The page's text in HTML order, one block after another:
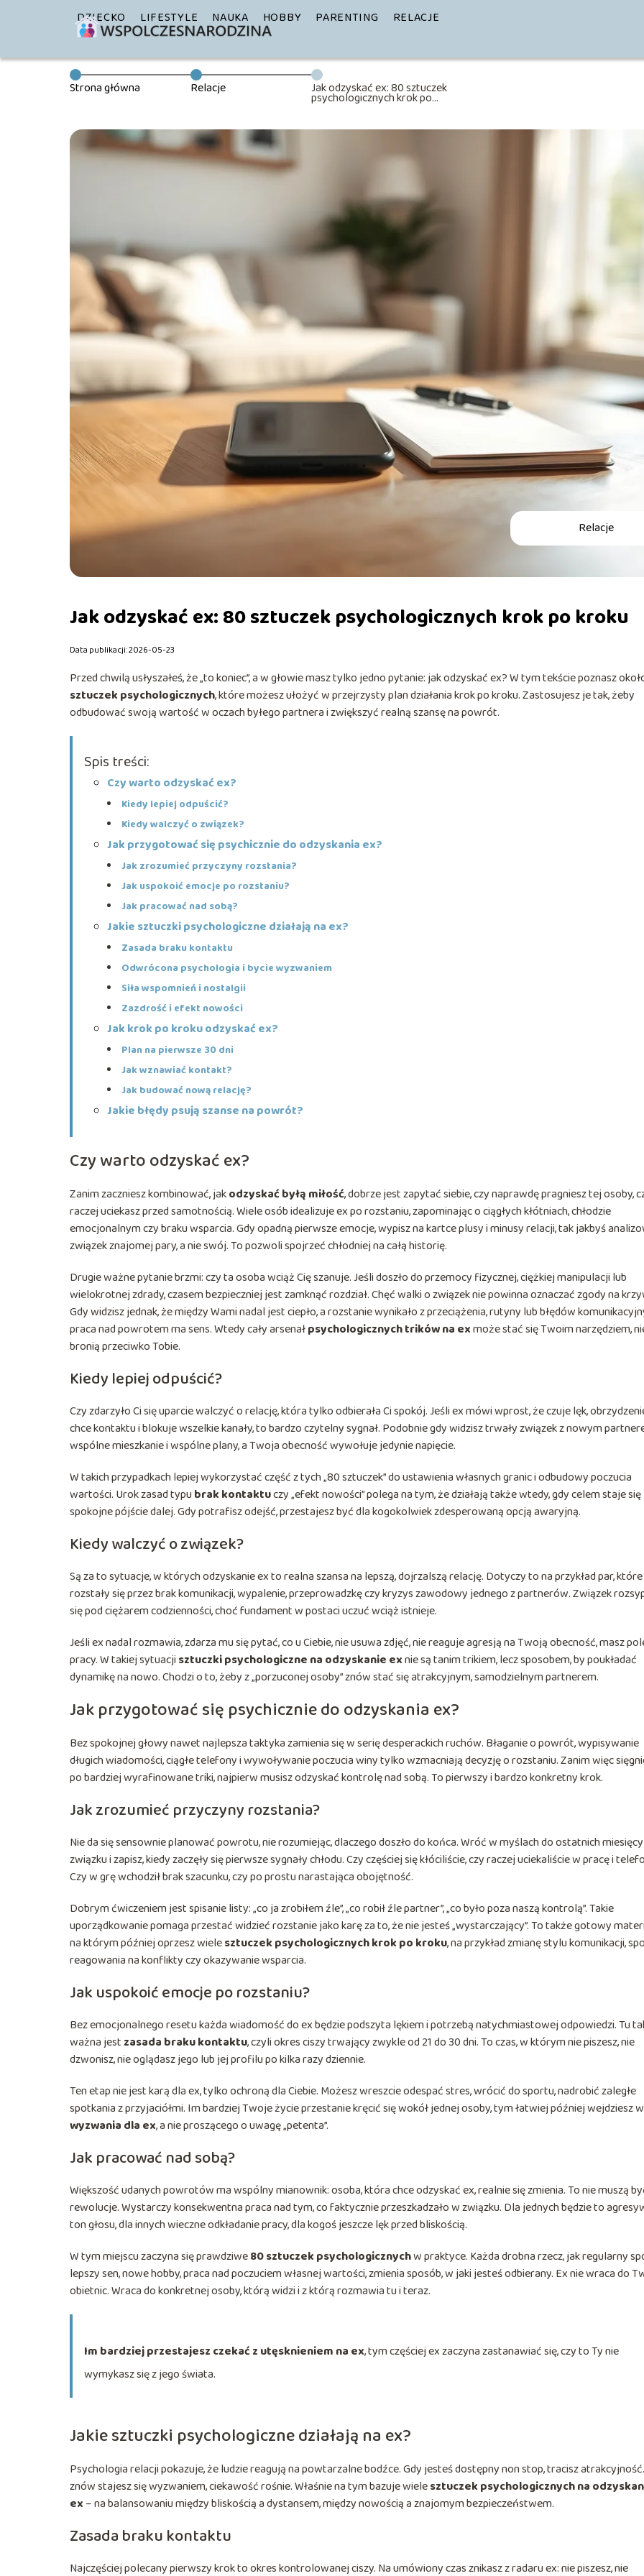
DZIECKO LIFESTYLE NAUKA HOBBY PARENTING RELACJE
Strona główna Relacje Jak odzyskać ex: 80 sztuczek
psychologicznych krok po
kroku
Relacje
Jak odzyskać ex: 80 sztuczek psychologicznych krok po kroku
Data publikacji: 2026-05-23
Przed chwilą usłyszałeś, że „to koniec”, a w głowie masz tylko jedno pytanie: jak odzyskać ex? W tym tekście poznasz
sztuczek psychologicznych, które możesz ułożyć w przejrzysty plan działania krok po kroku. Zastosujesz je tak, żeby
odbudować swoją wartość w oczach byłego partnera i zwiększyć realną szansę na powrót.
Spis treści:
Czy warto odzyskać ex?
Kiedy lepiej odpuścić?
Kiedy walczyć o związek?
Jak przygotować się psychicznie do odzyskania ex?
Jak zrozumieć przyczyny rozstania?
Jak uspokoić emocje po rozstaniu?
Jak pracować nad sobą?
Jakie sztuczki psychologiczne działają na ex?
Zasada braku kontaktu
Odwrócona psychologia i bycie wyzwaniem
Siła wspomnień i nostalgii
Zazdrość i efekt nowości
Jak krok po kroku odzyskać ex?
Plan na pierwsze 30 dni
Jak wznawiać kontakt?
Jak budować nową relację?
Jakie błędy psują szanse na powrót?
Czy warto odzyskać ex?
Zanim zaczniesz kombinować, jakodzyskać byłą miłość, dobrze jest zapytać siebie, czy naprawdę pragniesz tej osoby,
raczej uciekasz przed samotnością. Wiele osób idealizuje ex po rozstaniu, zapominając o ciągłych kłótniach, chłodzie
emocjonalnym czy braku wsparcia. Gdy opadną pierwsze emocje, wypisz na kartce plusy i minusy relacji, tak jakbyś
związek znajomej pary, a nie swój. To pozwoli spojrzeć chłodniej na całą historię.
Drugie ważne pytanie brzmi: czy ta osoba wciąż Cię szanuje. Jeśli doszło do przemocy fizycznej, ciężkiej manipulacji lub
wielokrotnej zdrady, czasem bezpieczniej jest zamknąć rozdział. Chęć walki o związek nie powinna oznaczać zgody na
Gdy widzisz jednak, że między Wami nadal jest ciepło, a rozstanie wynikało z przeciążenia, rutyny lub błędów
praca nad powrotem ma sens. Wtedy cały arsenałpsychologicznych trików na exmoże stać się Twoim narzędziem,
bronią przeciwko Tobie.
Kiedy lepiej odpuścić?
Czy zdarzyło Ci się uparcie walczyć o relację, która tylko odbierała Ci spokój. Jeśli ex mówi wprost, że czuje lęk,
chce kontaktu i blokuje wszelkie kanały, to bardzo czytelny sygnał. Podobnie gdy widzisz trwały związek z nowym
wspólne mieszkanie i wspólne plany, a Twoja obecność wywołuje jedynie napięcie.
W takich przypadkach lepiej wykorzystać część z tych „80 sztuczek” do ustawienia własnych granic i odbudowy poczucia
wartości. Urok zasad typubrak kontaktuczy „efekt nowości” polega na tym, że działają także wtedy, gdy celem staje się
spokojne pójście dalej. Gdy potrafisz odejść, przestajesz być dla kogokolwiek zdesperowaną opcją awaryjną.
Kiedy walczyć o związek?
Są za to sytuacje, w których odzyskanie ex to realna szansa na lepszą, dojrzalszą relację. Dotyczy to na przykład par, które
rozstały się przez brak komunikacji, wypalenie, przeprowadzkę czy kryzys zawodowy jednego z partnerów. Związek
się pod ciężarem codzienności, choć fundament w postaci uczuć wciąż istnieje.
Jeśli ex nadal rozmawia, zdarza mu się pytać, co u Ciebie, nie usuwa zdjęć, nie reaguje agresją na Twoją obecność, masz
pracy. W takiej sytuacji sztuczki psychologiczne na odzyskanie exnie są tanim trikiem, lecz sposobem, by poukładać
dynamikę na nowo. Chodzi o to, żeby z „porzuconej osoby” znów stać się atrakcyjnym, samodzielnym partnerem.
Jak przygotować się psychicznie do odzyskania ex?
Bez spokojnej głowy nawet najlepsza taktyka zamienia się w serię desperackich ruchów. Błaganie o powrót, wypisywanie
długich wiadomości, ciągłe telefony i wywoływanie poczucia winy tylko wzmacniają decyzję o rozstaniu. Zanim więc
po bardziej wyrafinowane triki, najpierw musisz odzyskać kontrolę nad sobą. To pierwszy i bardzo konkretny krok.
Jak zrozumieć przyczyny rozstania?
Nie da się sensownie planować powrotu, nie rozumiejąc, dlaczego doszło do końca. Wróć w myślach do ostatnich miesięcy
związku i zapisz, kiedy zaczęły się pierwsze sygnały chłodu. Czy częściej się kłóciliście, czy raczej uciekaliście w pracę i
Czy w grę wchodził brak szacunku, czy po prostu narastająca obojętność.
Dobrym ćwiczeniem jest spisanie listy: „co ja zrobiłem źle”, „co robił źle partner”, „co było poza naszą kontrolą”. Takie
uporządkowanie pomaga przestać widzieć rozstanie jako karę za to, że nie jesteś „wystarczający”. To także gotowy
na którym później oprzesz wielesztuczek psychologicznych krok po kroku, na przykład zmianę stylu komunikacji,
reagowania na konflikty czy okazywanie wsparcia.
Jak uspokoić emocje po rozstaniu?
Bez emocjonalnego resetu każda wiadomość do ex będzie podszyta lękiem i potrzebą natychmiastowej odpowiedzi. Tu
ważna jest zasada braku kontaktu, czyli okres ciszy trwający zwykle od 21 do 30 dni. To czas, w którym nie piszesz, nie
dzwonisz, nie oglądasz jego lub jej profilu po kilka razy dziennie.
Ten etap nie jest karą dla ex, tylko ochroną dla Ciebie. Możesz wreszcie odespać stres, wrócić do sportu, nadrobić zaległe
spotkania z przyjaciółmi. Im bardziej Twoje życie przestanie kręcić się wokół jednej osoby, tym łatwiej później wejdziesz
wyzwania dla ex, a nie proszącego o uwagę „petenta”.
Jak pracować nad sobą?
Większość udanych powrotów ma wspólny mianownik: osoba, która chce odzyskać ex, realnie się zmienia. To nie muszą
rewolucje. Wystarczy konsekwentna praca nad tym, co faktycznie przeszkadzało w związku. Dla jednych będzie to
ton głosu, dla innych wieczne odkładanie pracy, dla kogoś jeszcze lęk przed bliskością.
W tym miejscu zaczyna się prawdziwe80 sztuczek psychologicznychw praktyce. Każda drobna rzecz, jak regularny
lepszy sen, nowe hobby, praca nad poczuciem własnej wartości, zmienia sposób, w jaki jesteś odbierany. Ex nie wraca do
obietnic. Wraca do konkretnej osoby, którą widzi i z którą rozmawia tu i teraz.
Im bardziej przestajesz czekać z utęsknieniem na ex, tym częściej ex zaczyna zastanawiać się, czy to Ty nie
wymykasz się z jego świata.
Jakie sztuczki psychologiczne działają na ex?
Psychologia relacji pokazuje, że ludzie reagują na powtarzalne bodźce. Gdy jesteś dostępny non stop, tracisz
znów stajesz się wyzwaniem, ciekawość rośnie. Właśnie na tym bazuje wielesztuczek psychologicznych na
ex – na balansowaniu między bliskością a dystansem, między nowością a znajomym bezpieczeństwem.
Zasada braku kontaktu
Najczęściej polecany pierwszy krok to okres kontrolowanej ciszy. Na umówiony czas znikasz z radaru ex: nie piszesz, nie